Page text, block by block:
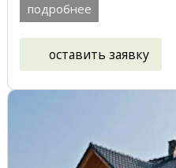
подробнее
оставить заявку